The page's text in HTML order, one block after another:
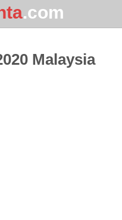
.com
Malaysia